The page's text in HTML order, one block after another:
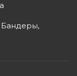
Бандеры,